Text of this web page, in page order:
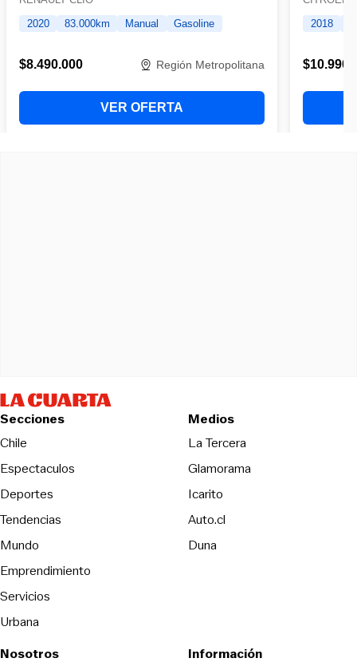
Secciones
Chile
Espectaculos
Deportes
Tendencias
Mundo
Emprendimiento
Servicios
Urbana
Medios
La TerceraOpens in new
Glamorama
Icarito
Auto.cl
DunaOpens in new window
Nosotros
Información